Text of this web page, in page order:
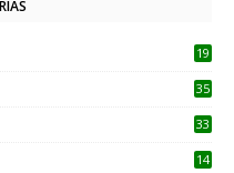
19
35
33
14